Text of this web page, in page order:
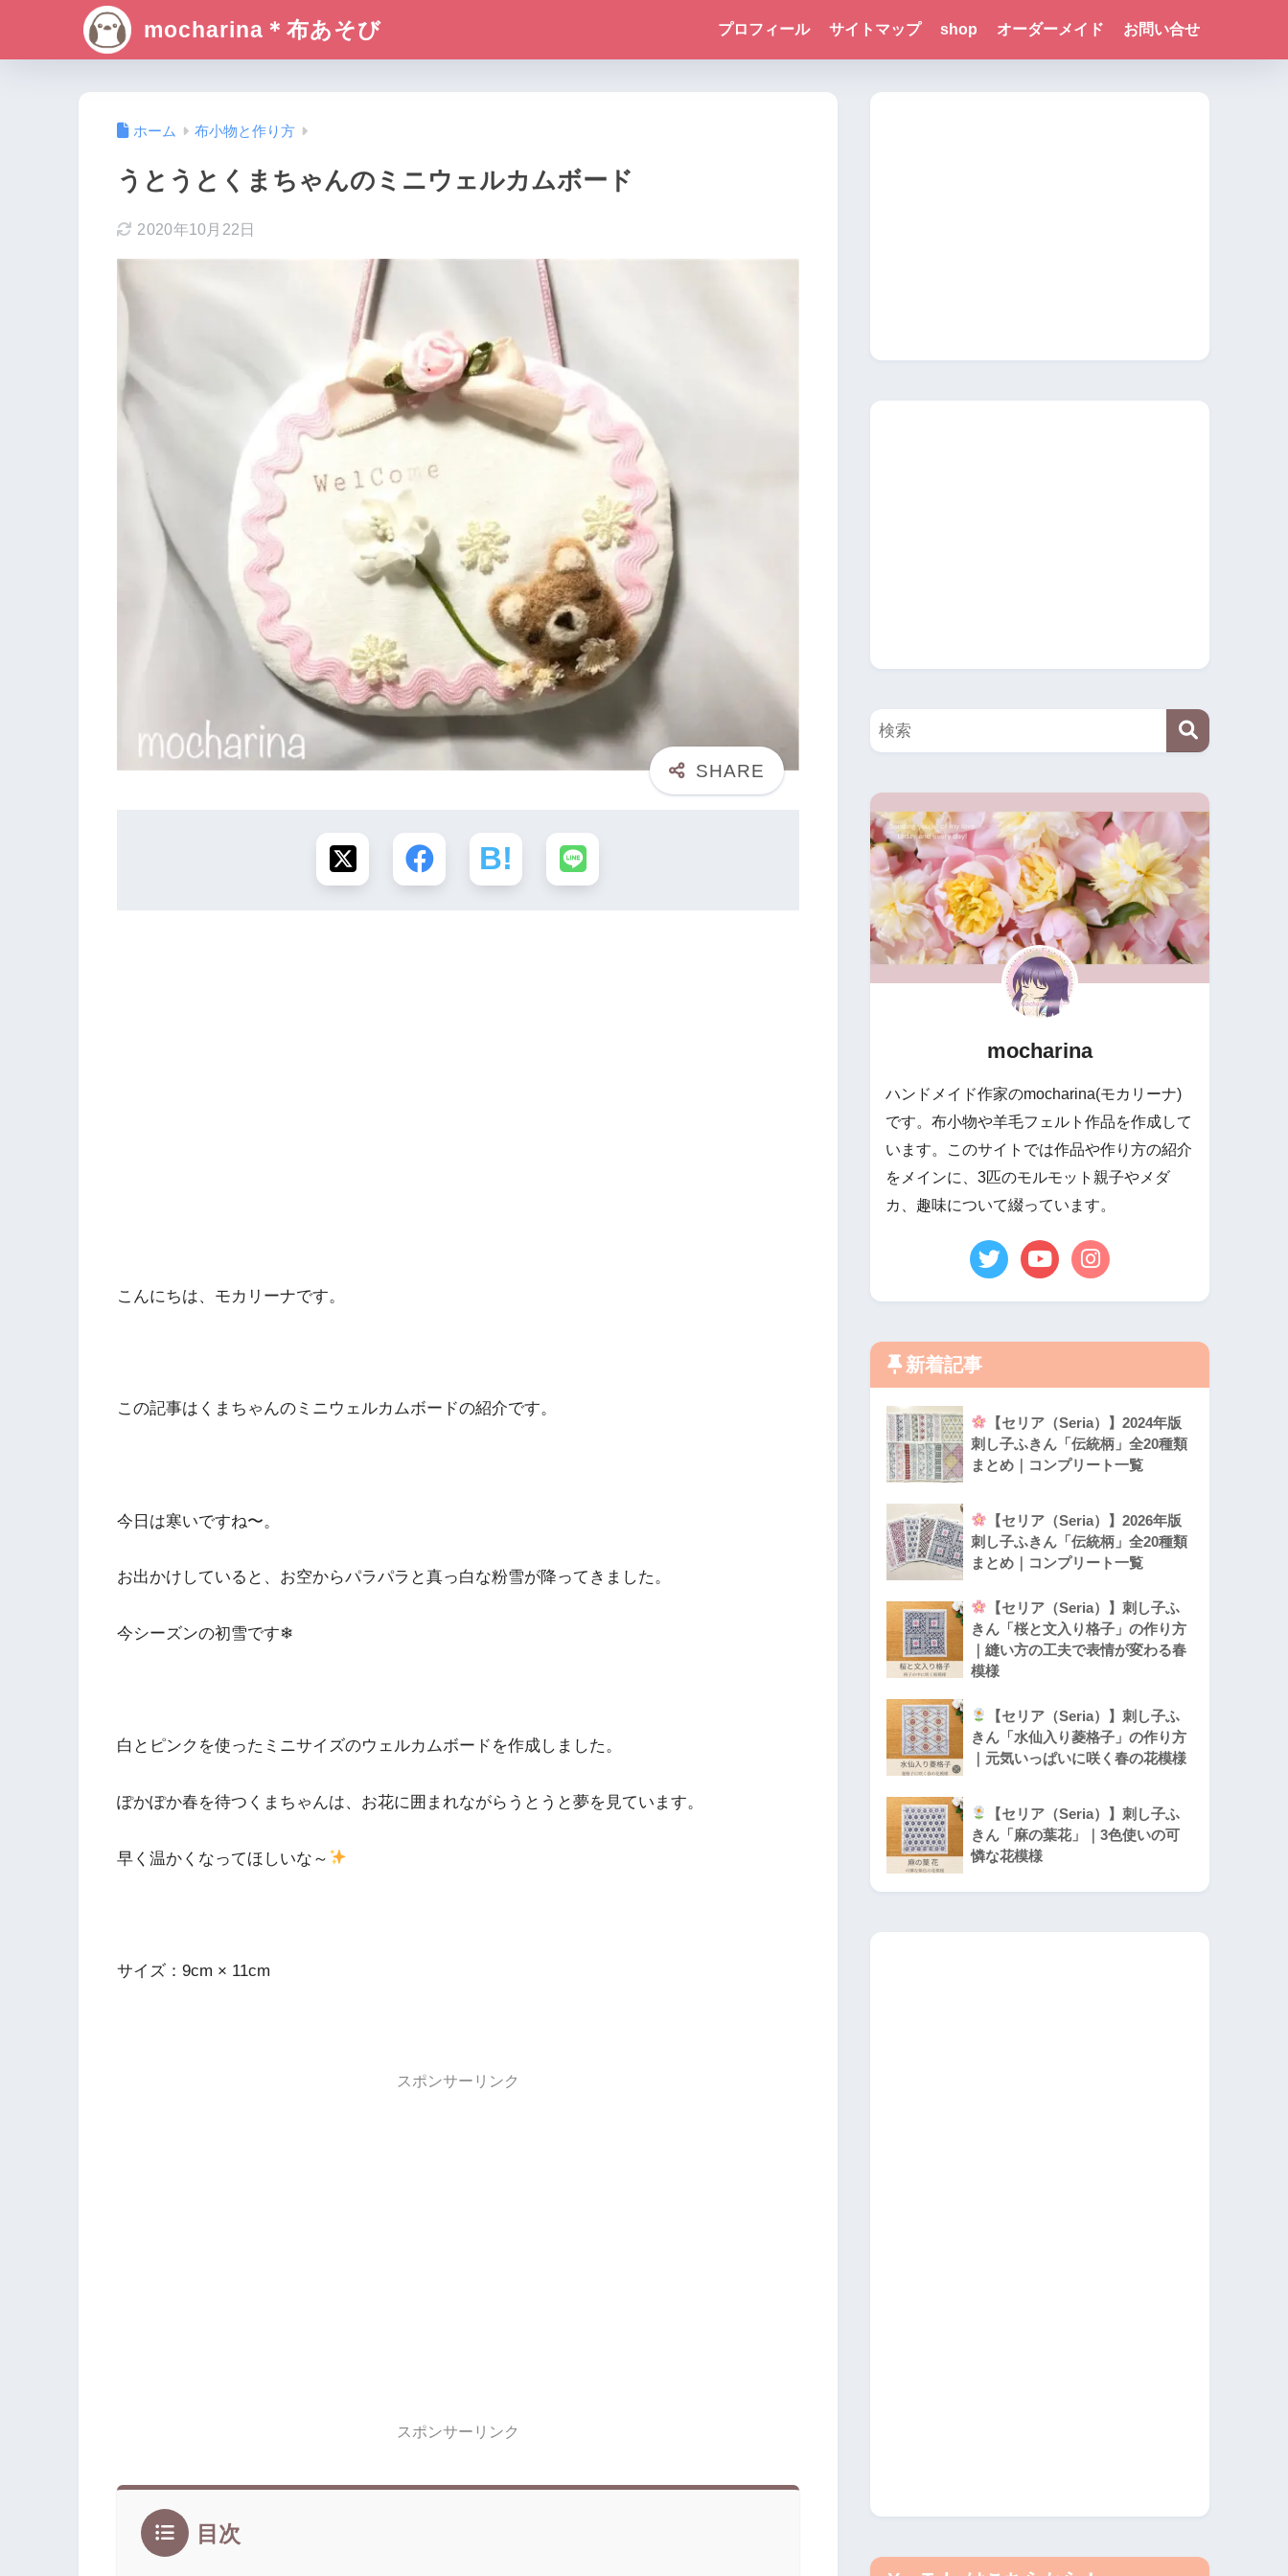
mocharina＊布あそび プロフィール サイトマップ shop オーダーメイド お問い合せ
ホーム 布小物と作り方
うとうとくまちゃんのミニウェルカムボード
2020年10月22日
こんにちは、モカリーナです。
この記事はくまちゃんのミニウェルカムボードの紹介です。
今日は寒いですね〜。
お出かけしていると、お空からパラパラと真っ白な粉雪が降ってきました。
今シーズンの初雪です❄
白とピンクを使ったミニサイズのウェルカムボードを作成しました。
ぽかぽか春を待つくまちゃんは、お花に囲まれながらうとうと夢を見ています。
早く温かくなってほしいな～
サイズ：9cm × 11cm
スポンサーリンク
スポンサーリンク
目次
mocharina
ハンドメイド作家のmocharina(モカリーナ)
です。布小物や羊毛フェルト作品を作成して
います。このサイトでは作品や作り方の紹介
をメインに、3匹のモルモット親子やメダ
カ、趣味について綴っています。
新着記事
【セリア（Seria）】2024年版
刺し子ふきん「伝統柄」全20種類
まとめ｜コンプリート一覧
【セリア（Seria）】2026年版
刺し子ふきん「伝統柄」全20種類
まとめ｜コンプリート一覧
【セリア（Seria）】刺し子ふ
きん「桜と文入り格子」の作り方
｜縫い方の工夫で表情が変わる春
模様
【セリア（Seria）】刺し子ふ
きん「水仙入り菱格子」の作り方
｜元気いっぱいに咲く春の花模様
【セリア（Seria）】刺し子ふ
きん「麻の葉花」｜3色使いの可
憐な花模様